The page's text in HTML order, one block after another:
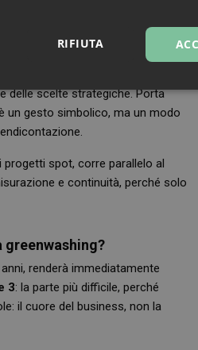
e investimento
delle scelte strategiche. Porta
un gesto simbolico, ma un modo
progetti spot, corre parallelo al
e continuità, perché solo
greenwashing?
renderà immediatamente
3: la parte più difficile, perché
il cuore del business, non la
RIFIUTA
Non
di funzionare correttamente senza questi
DESCRIZIONE
Cookie generato da applicazioni